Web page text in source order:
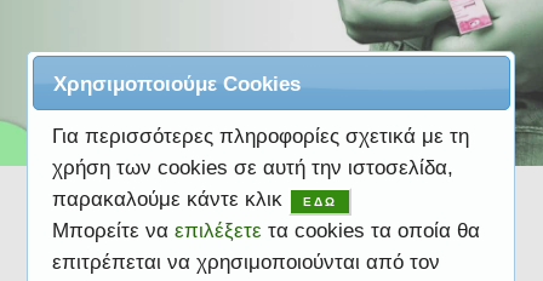
Χρησιμοποιούμε Cookies
Για περισσότερες πληροφορίες σχετικά με τη
χρήση των cookies σε αυτή την ιστοσελίδα,
παρακαλούμε κάντε κλικ
ΕΔΩ
Μπορείτε να επιλέξετε τα cookies τα οποία θα
επιτρέπεται να χρησιμοποιούνται από τον